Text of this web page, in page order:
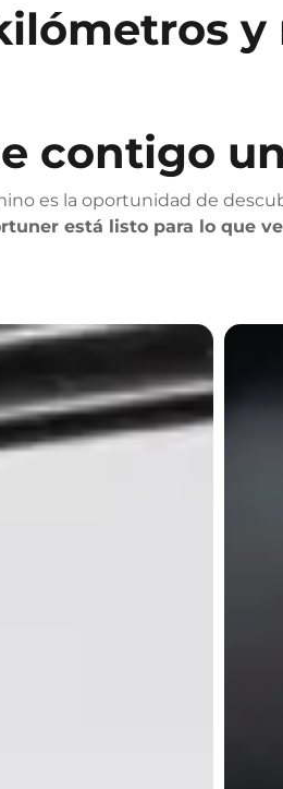
y
contigo
es la oportunidad de
está listo para lo que